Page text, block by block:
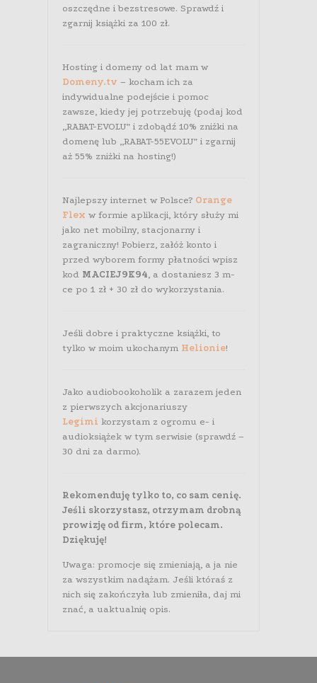
oszczędne i bezstresowe. Sprawdź i
zgarnij książki za 100 zł.
Hosting i domeny od lat mam w
Domeny.tv – kocham ich za
indywidualne podejście i pomoc
zawsze, kiedy jej potrzebuję (podaj kod
„RABAT-EVOLU” i zdobądź 10% zniżki na
domenę lub „RABAT-55EVOLU” i zgarnij
aż 55% zniżki na hosting!)
Najlepszy internet w Polsce? Orange
Flex w formie aplikacji, który służy mi
jako net mobilny, stacjonarny i
zagraniczny! Pobierz, załóż konto i
przed wyborem formy płatności wpisz
kod MACIEJ9K94, a dostaniesz 3 m-
ce po 1 zł + 30 zł do wykorzystania.
Jeśli dobre i praktyczne książki, to
tylko w moim ukochanym Helionie!
Jako audiobookoholik a zarazem jeden
z pierwszych akcjonariuszy
Legimi korzystam z ogromu e- i
audioksiążek w tym serwisie (sprawdź –
30 dni za darmo).
Rekomenduję tylko to, co sam cenię.
Jeśli skorzystasz, otrzymam drobną
prowizję od firm, które polecam.
Dziękuję!
Uwaga: promocje się zmieniają, a ja nie
za wszystkim nadążam. Jeśli któraś z
nich się zakończyła lub zmieniła, daj mi
znać, a uaktualnię opis.